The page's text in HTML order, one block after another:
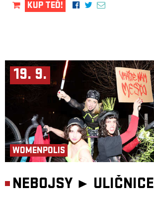
KUP TEĎ!
19. 9.
WOMENPOLIS
NEBOJSY ► ULIČNICE